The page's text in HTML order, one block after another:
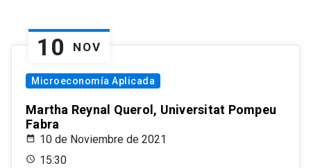
10 NOV
Microeconomía Aplicada
Martha Reynal Querol, Universitat Pompeu
Fabra
10 de Noviembre de 2021
15:30